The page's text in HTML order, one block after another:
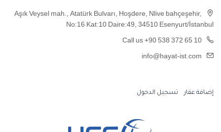
Aşık Veysel mah., Atatürk Bulvarı, Hoşdere, Nlive bahçeşehir,
No:16 Kat:10 Daire:49, 34510 Esenyurt/İstanbul
Call us +90 538 372 65 10
info@hayat-ist.com
إضافة عقار تسجيل الدخول